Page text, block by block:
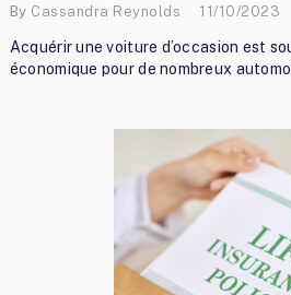
By Cassandra Reynolds 11/10/2023
Acquérir une voiture d’occasion est
économique pour de nombreux